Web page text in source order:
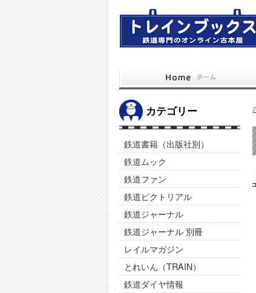
カテゴリー
鉄道書籍（出版社別）
鉄道ムック
鉄道ファン
鉄道ピクトリアル
鉄道ジャーナル
鉄道ジャーナル 別冊
レイルマガジン
とれいん（TRAIN）
鉄道ダイヤ情報